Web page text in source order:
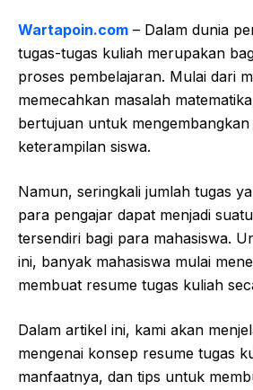
Wartapoin.com – Dalam dunia
tugas-tugas kuliah merupakan
proses pembelajaran. Mulai dari
memecahkan masalah
bertujuan untuk
keterampilan siswa.
Namun, seringkali jumlah tugas
para pengajar dapat menjadi
tersendiri bagi para mahasiswa.
ini, banyak mahasiswa mulai
membuat resume tugas kuliah
Dalam artikel ini, kami akan
mengenai konsep resume tugas
manfaatnya, dan tips untuk